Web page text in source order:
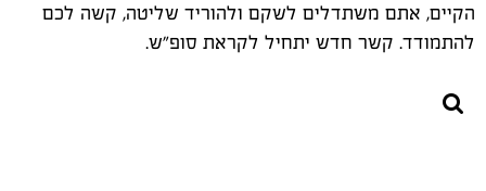
הקיים, אתם משתדלים לשקם ולהוריד שליטה, קשה לכם
להתמודד. קשר חדש יתחיל לקראת סופ"ש.